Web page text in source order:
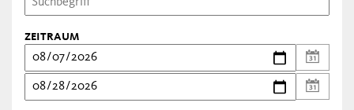
ZEITRAUM